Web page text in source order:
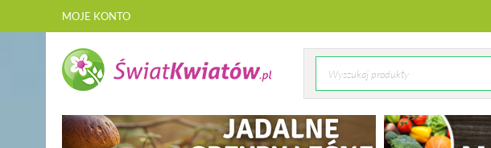
MOJE KONTO